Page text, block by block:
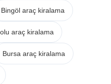
Bingöl araç kiralama
araç kiralama
Bursa araç kiralama